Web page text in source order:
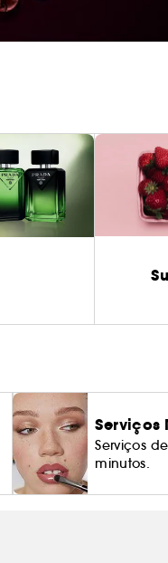
Serviços
Serviços
minutos.